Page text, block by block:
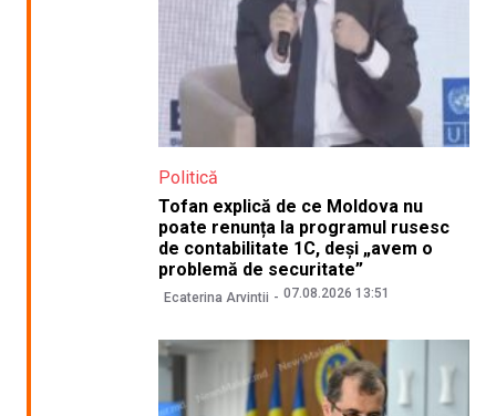
Politică
Tofan explică de ce Moldova nu
poate renunța la programul rusesc
de contabilitate 1C, deși „avem o
problemă de securitate”
Ecaterina Arvintii 07.08.2026 13:51